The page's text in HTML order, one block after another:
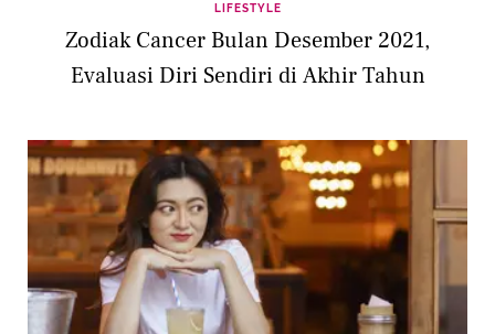
LIFESTYLE
Zodiak Cancer Bulan Desember 2021,
Evaluasi Diri Sendiri di Akhir Tahun